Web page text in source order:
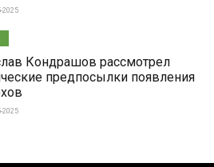
2025
Кондрашов рассмотрел
предпосылки появления
2025